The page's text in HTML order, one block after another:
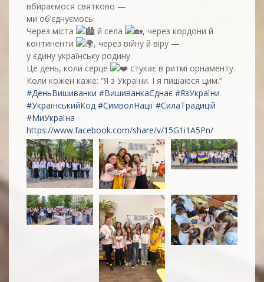
вбираємося святково —
ми об’єднуємось.
Через міста
й села
, через кордони й
континенти
, через війну й віру —
у єдину українську родину.
Це день, коли серце
стукає в ритмі орнаменту.
Коли кожен каже: “Я з України. І я пишаюся цим.”
#ДеньВишиванки #ВишиванкаЄднає #ЯзУкраїни
#УкраїнськийКод #СимволНації #СилаТрадицій
#МиУкраїна
https://www.facebook.com/share/v/15G1i1A5Pn/